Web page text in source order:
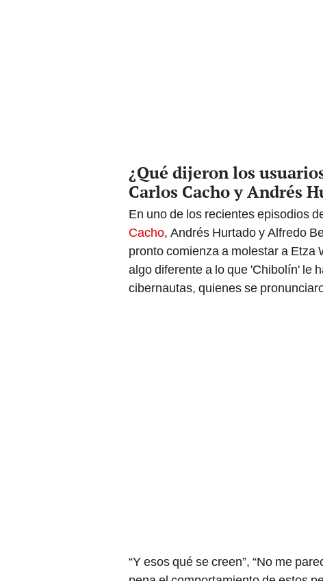
¿Qué dijeron los
Carlos Cacho y Andrés
En uno de los recientes episodios
Cacho, Andrés Hurtado y Alfredo
pronto comienza a molestar a Etza
algo diferente a lo que 'Chibolín' le
cibernautas, quienes se
“Y esos qué se creen”, “No me